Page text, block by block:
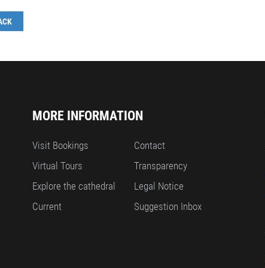
MORE INFORMATION
Visit Bookings
Virtual Tours
Explore the cathedral
Current
Contact
Transparency
Legal Notice
Suggestion Inbox